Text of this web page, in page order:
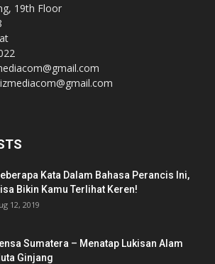
19th Floor
Kata Dalam Bahasa Perancis Ini,
Bikin Kamu Terlihat Keren!
12, 2019
Sumatera – Menatap Lukisan Alam
Ginjang